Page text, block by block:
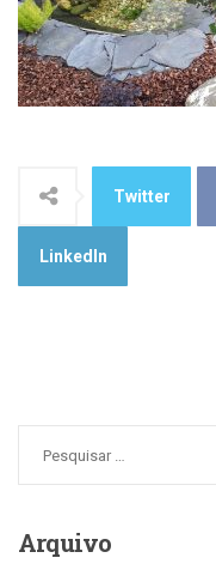
Twitter
LinkedIn
Arquivo